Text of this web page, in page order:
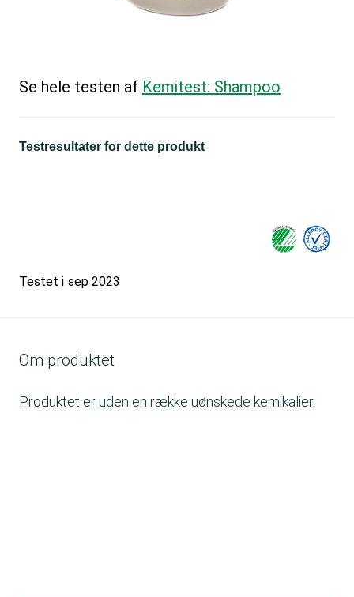
Se hele testen af Kemitest: Shampoo
Testresultater for dette produkt
Testet i sep 2023
Om produktet
Produktet er uden en række uønskede kemikalier.